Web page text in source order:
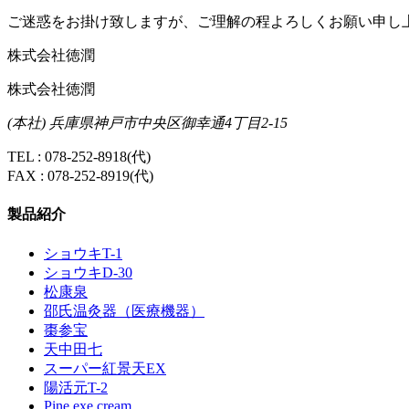
ご迷惑をお掛け致しますが、ご理解の程よろしくお願い申し
株式会社徳潤
株式会社徳潤
(本社) 兵庫県神戸市中央区御幸通4丁目2-15
TEL : 078-252-8918(代)
FAX : 078-252-8919(代)
製品紹介
ショウキT-1
ショウキD-30
松康泉
邵氏温灸器（医療機器）
棗参宝
天中田七
スーパー紅景天EX
陽活元T-2
Pine exe cream